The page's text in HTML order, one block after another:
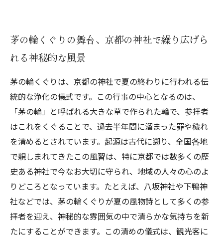
茅の輪くぐりの舞台、京都の神社で繰り広げら
れる神秘的な風景
茅の輪くぐりは、京都の神社で夏の終わりに行われる伝
統的な浄化の儀式です。この行事の中心となるのは、
「茅の輪」と呼ばれる大きな草で作られた輪で、参拝者
はこれをくぐることで、過去半年間に溜まった罪や穢れ
を清めるとされています。起源は古代に遡り、全国各地
で親しまれてきたこの風習は、特に京都では数多くの歴
史ある神社で今なお大切に守られ、地域の人々の心のよ
りどころとなっています。たとえば、八坂神社や下鴨神
社などでは、茅の輪くぐりが夏の風物詩として多くの参
拝者を迎え、神秘的な雰囲気の中で清らかな気持ちを新
たにすることができます。この清めの儀式は、観光客に